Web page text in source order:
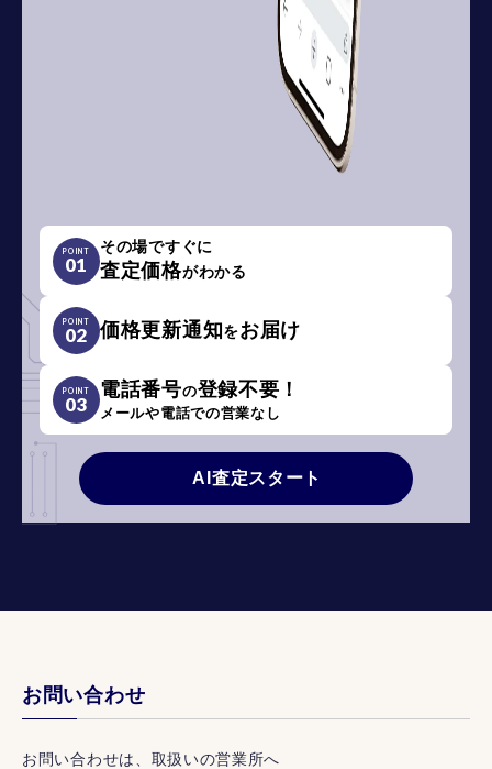
POINT
01
その場ですぐに
査定価格がわかる
POINT
02 価格更新通知をお届け
POINT
03
電話番号の登録不要！
メールや電話での営業なし
AI査定スタート
お問い合わせ
お問い合わせは、取扱いの営業所へ